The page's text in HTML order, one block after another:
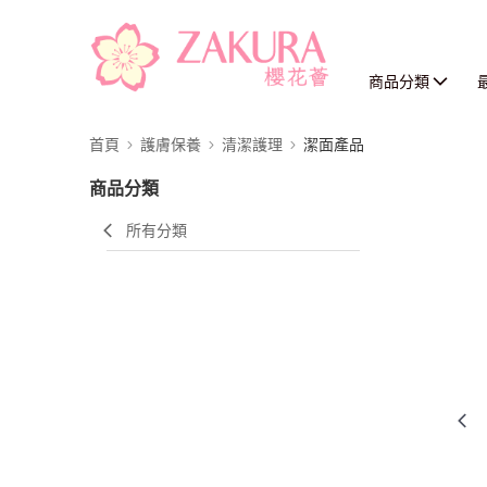
商品分類
首頁 護膚保養 清潔護理 潔面產品
商品分類
所有分類